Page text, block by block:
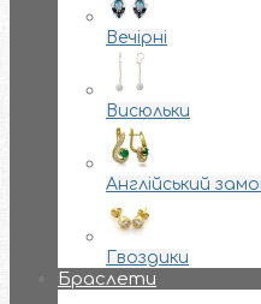
Вечірні
Висюльки
Англійський
Гвоздики
Браслети